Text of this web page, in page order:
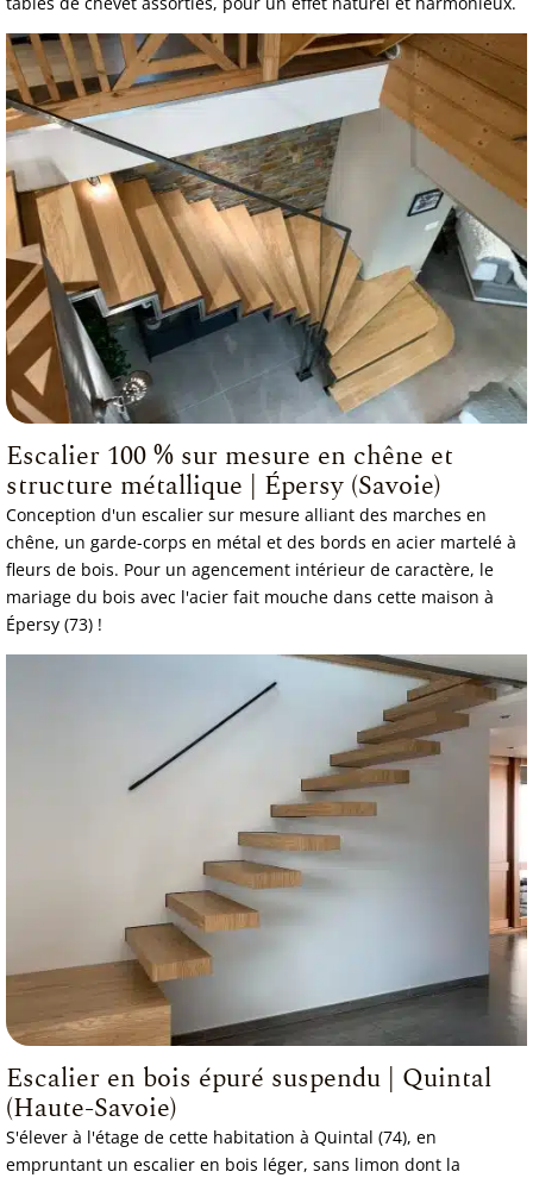
Escalier 100 % sur mesure en chêne et
structure métallique | Épersy (Savoie)
Conception d'un escalier sur mesure alliant des marches en
chêne, un garde-corps en métal et des bords en acier martelé à
fleurs de bois. Pour un agencement intérieur de caractère, le
mariage du bois avec l'acier fait mouche dans cette maison à
Épersy (73) !
Escalier en bois épuré suspendu | Quintal
(Haute-Savoie)
S'élever à l'étage de cette habitation à Quintal (74), en
empruntant un escalier en bois léger, sans limon dont la